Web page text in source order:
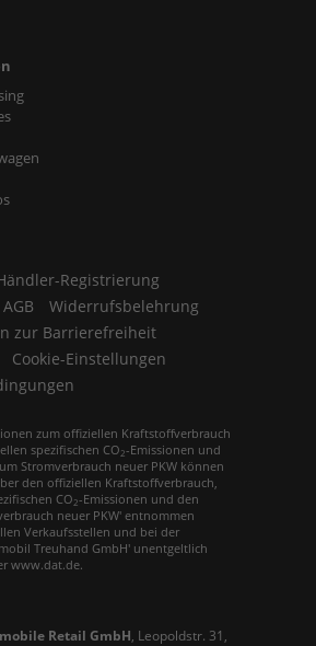
Registrierung
AGB
Widerrufsbelehrung
zur Barrierefreiheit
Cookie-Einstellungen
zum offiziellen Kraftstoffverbrauch
spezifischen CO 2-Emissionen und
Stromverbrauch neuer PKW können
den offiziellen Kraftstoffverbrauch,
CO 2-Emissionen und den
neuer PKW' entnommen
Verkaufsstellen und bei der
Treuhand GmbH' unentgeltlich
www.dat.de.
Retail GmbH, Leopoldstr. 31,